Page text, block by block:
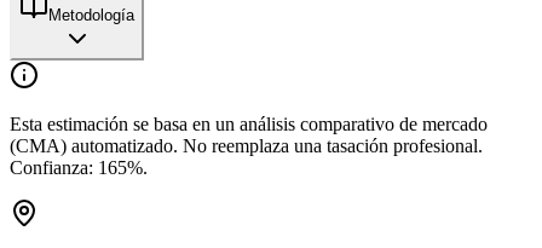
Metodología
Esta estimación se basa en un análisis comparativo de mercado
(CMA) automatizado. No reemplaza una tasación profesional.
Confianza: 165%.